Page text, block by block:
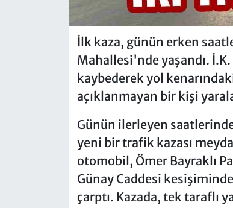
İlk kaza, günün erken
Mahallesi'nde yaşandı.
kaybederek yol
açıklanmayan bir kişi
Günün ilerleyen
yeni bir trafik kazası
otomobil, Ömer Bayraklı
Günay Caddesi
çarptı. Kazada, tek taraflı